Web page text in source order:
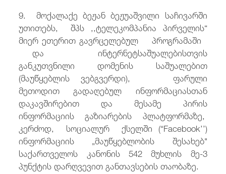
9. მოქალაქე ბეჟან ბეჟუაშვილი საჩივარში
უთითებს, შპს ,,ტელეკომპანია პირველის“
მიერ ეთერით გავრცელებულ პროგრამაში
და ინტერნეტსაშუალებისთვის
განკუთვნილი დომენის საშუალებით
(მაუწყებლის ვებგვერდი), ფარული
მეთოდით გადაღებულ ინფორმაციასთან
დაკავშირებით და მესამე პირის
ინფორმაციის გაზიარების პლატფორმაზე,
კერძოდ, სოციალურ ქსელში (“Facebook’’)
ინფორმაციის „მაუწყებლობის შესახებ"
საქართველოს კანონის 542 მუხლის მე-3
პუნქტის დარღვევით განთავსების თაობაზე.